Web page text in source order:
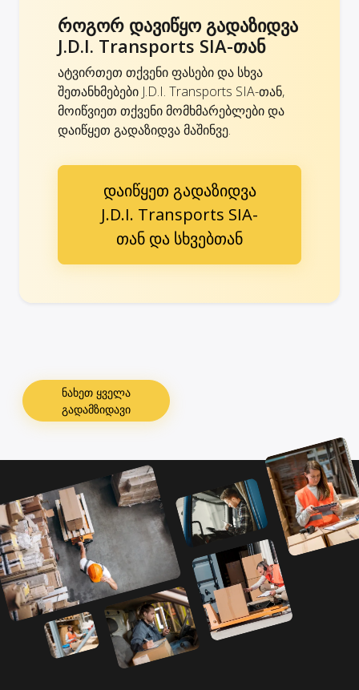
როგორ დავიწყო გადაზიდვა
J.D.I. Transports SIA-თან
ატვირთეთ თქვენი ფასები და სხვა
შეთანხმებები J.D.I. Transports SIA-თან,
მოიწვიეთ თქვენი მომხმარებლები და
დაიწყეთ გადაზიდვა მაშინვე.
დაიწყეთ გადაზიდვა
J.D.I. Transports SIA-
თან და სხვებთან
ნახეთ ყველა
გადამზიდავი